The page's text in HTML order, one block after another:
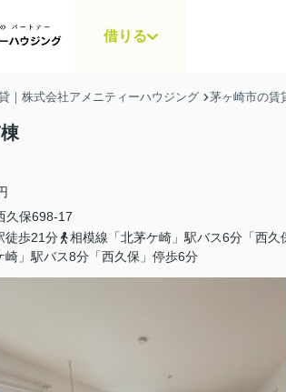
借りる
｜株式会社アメニティーハウジング 茅ヶ崎市の賃
久保698-17
徒歩21分
相模線「北茅ケ崎」駅バス6分「西久
崎」駅バス8分「西久保」停歩6分